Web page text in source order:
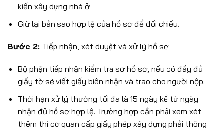
kiến xây dựng nhà ở
Giữ lại bản sao hợp lệ của hồ sơ để đối chiếu.
Bước 2: Tiếp nhận, xét duyệt và xử lý hồ sơ
Bộ phận tiếp nhận kiểm tra sơ hồ sơ, nếu có đầy đủ
giấy tờ sẽ viết giấy biên nhận và trao cho người nộp.
Thời hạn xử lý thường tối đa là 15 ngày kể từ ngày
nhận đủ hồ sơ hợp lệ. Trường hợp cần phải xem xét
thêm thì cơ quan cấp giấy phép xây dựng phải thông